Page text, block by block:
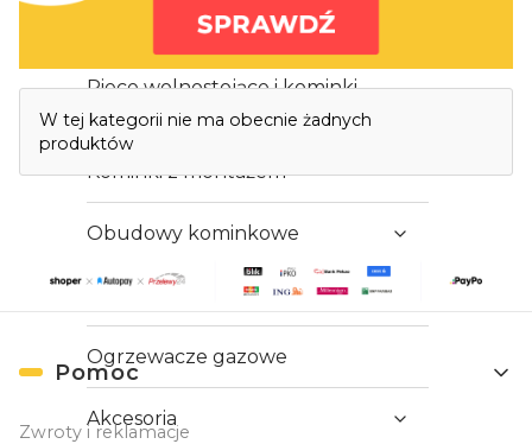
Wkłady kominkowe
Piece wolnostojące i kominki
kozy
Kominki z montażem
Obudowy kominkowe
Ogrzewacze gazowe
Akcesoria
Lista produktów
W tej kategorii nie ma obecnie żadnych
produktów
Linki w stopce
Pomoc
Zwroty i reklamacje